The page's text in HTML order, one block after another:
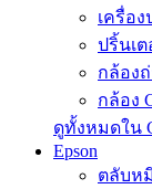
เครื่อง
ปริ้นเต
กล้องถ่
กล้อง
ดูทั้งหมดใน
Epson
ตลับหมึ